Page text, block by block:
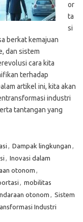
or
ta
si
berkat kemajuan
dan sistem
cara kita
terhadap
artikel ini, kita akan
industri
tantangan yang
, Dampak lingkungan ,
, Inovasi dalam
otonom ,
, mobilitas
otonom , Sistem
Industri